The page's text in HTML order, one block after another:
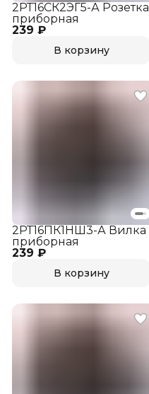
239 ₽
2РТ16СК2ЭГ5-А Розетка
приборная
В корзину
239 ₽
2РТ16ПК1НШ3-А Вилка
приборная
В корзину